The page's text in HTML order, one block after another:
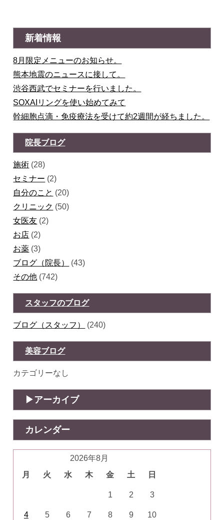
新着情報
8月限定メニューのお知らせ。
熊本地震のニュースに接して。
渋谷西武でセミナーを行いました。
SOXAIリングを使い始めてみて
幹細胞点滴・免疫療法を受けて約2週間が経ちました。
院長ブログ
施術 (28)
セミナー (2)
自分のこと (20)
クリニック (50)
女医友 (2)
お店 (2)
お薬 (3)
ブログ（院長）
(43)
その他 (742)
スタッフのブログ
ブログ（スタッフ） (240)
美容ブログ
カテゴリーなし
アーカイブ
カレンダー
2026年8月
月
火 水 木 金 土 日
1 2 3
4 5 6 7 8 9 10